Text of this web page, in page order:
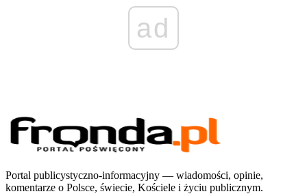
ad
Portal publicystyczno-informacyjny — wiadomości, opinie,
komentarze o Polsce, świecie, Kościele i życiu publicznym.